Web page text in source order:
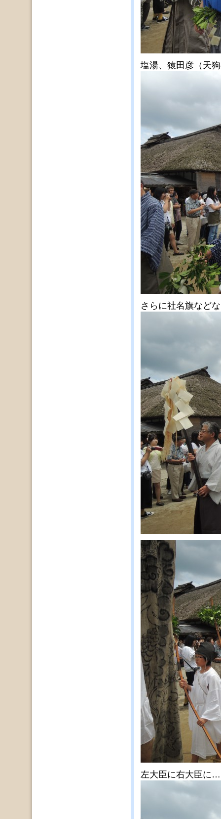
塩湯、猿田彦（天
さらに社名旗など
左大臣に右大臣に…